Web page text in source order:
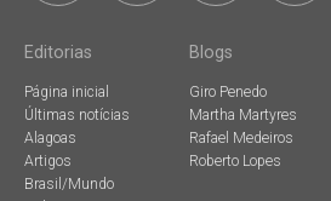
Editorias
Página inicial
Últimas notícias
Alagoas
Artigos
Brasil/Mundo
Blogs
Giro Penedo
Martha Martyres
Rafael Medeiros
Roberto Lopes